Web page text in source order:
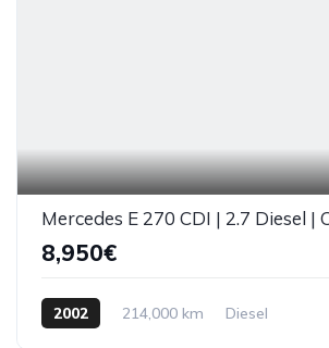
Mercedes E 270 CDI | 2.7 Diesel |
8,950€
2002 214,000 km Diesel